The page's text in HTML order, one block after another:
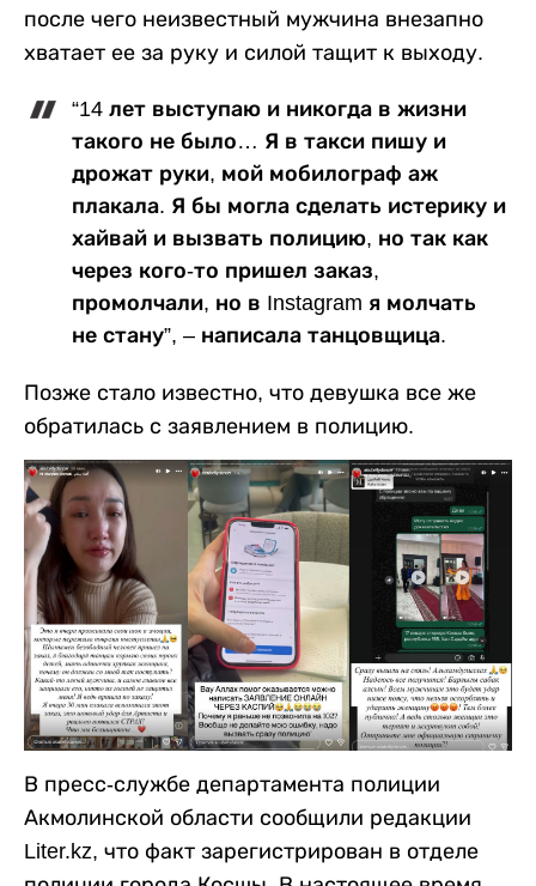
после чего неизвестный мужчина внезапно
хватает ее за руку и силой тащит к выходу.
“14 лет выступаю и никогда в жизни
такого не было… Я в такси пишу и
дрожат руки, мой мобилограф аж
плакала. Я бы могла сделать истерику и
хайвай и вызвать полицию, но так как
через кого-то пришел заказ,
промолчали, но в Instagram я молчать
не стану”, – написала танцовщица.
Позже стало известно, что девушка все же
обратилась с заявлением в полицию.
В пресс-службе департамента полиции
Акмолинской области сообщили редакции
Liter.kz, что факт зарегистрирован в отделе